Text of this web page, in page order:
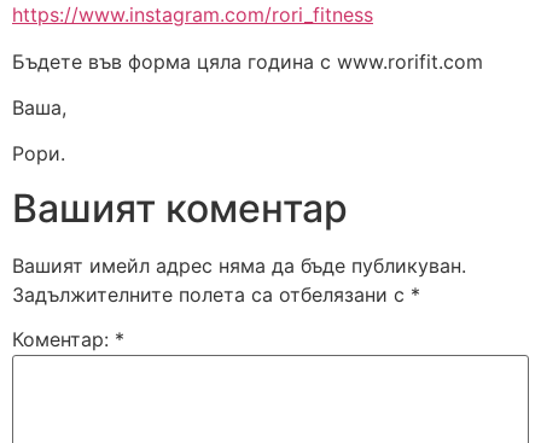
https://www.instagram.com/rori_fitness
Бъдете във форма цяла година с www.rorifit.com
Ваша,
Рори.
Вашият коментар
Вашият имейл адрес няма да бъде публикуван.
Задължителните полета са отбелязани с *
Коментар: *